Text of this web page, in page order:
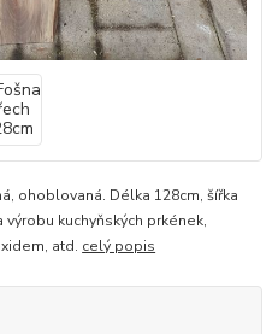
ohoblovaná. Délka 128cm, šířka
kuchyňských prkének,
atd. celý popis